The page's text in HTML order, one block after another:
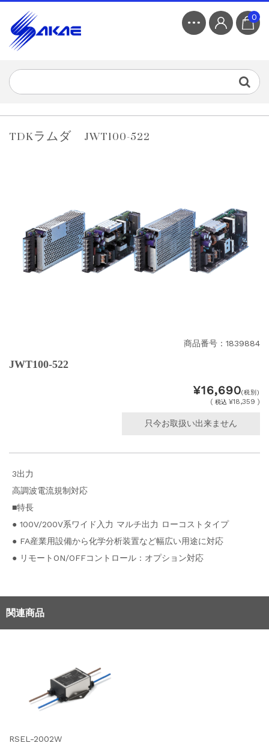
0
TDKラムダ JWT100-522
商品番号：1839884
JWT100-522
¥16,690(税別)
(税込 ¥18,359 )
只今お取扱い出来ません
3出力
高調波電流規制対応
■特長
● 100V/200V系ワイド入力 マルチ出力 ローコストタイプ
● FA産業用設備から化学分析装置など幅広い用途に対応
● リモートON/OFFコントロール：オプション対応
関連商品
RSEL-2002W